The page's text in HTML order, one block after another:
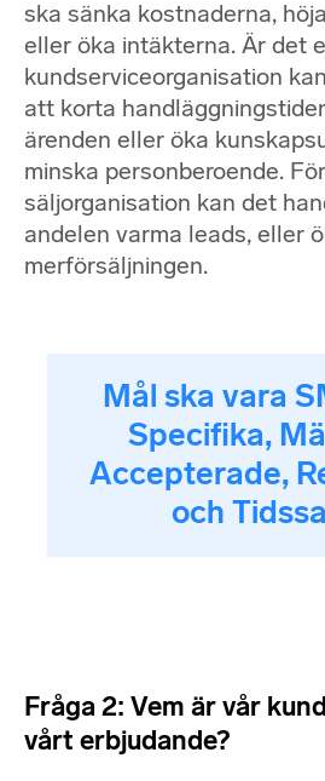
ska sänka kostnaderna,
eller öka intäkterna. Är det
kundserviceorganisation
att korta
ärenden eller öka
minska personberoende.
säljorganisation kan det
andelen varma leads, eller
merförsäljningen.
Mål ska vara
Specifika,
Accepterade,
och
Fråga 2: Vem är vår
vårt erbjudande?